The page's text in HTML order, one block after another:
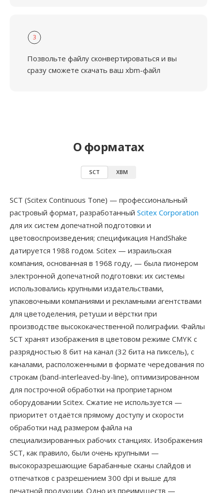
3
Позвольте файлу сконвертироваться и вы
сразу сможете скачать ваш xbm-файл
О форматах
SCT XBM
SCT (Scitex Continuous Tone) — профессиональный
растровый формат, разработанный Scitex Corporation
для их систем допечатной подготовки и
цветовоспроизведения; спецификация HandShake
датируется 1988 годом. Scitex — израильская
компания, основанная в 1968 году, — была пионером
электронной допечатной подготовки: их системы
использовались крупными издательствами,
упаковочными компаниями и рекламными агентствами
для цветоделения, ретуши и вёрстки при
производстве высококачественной полиграфии. Файлы
SCT хранят изображения в цветовом режиме CMYK с
разрядностью 8 бит на канал (32 бита на пиксель), с
каналами, расположенными в формате чередования по
строкам (band-interleaved-by-line), оптимизированном
для построчной обработки на проприетарном
оборудовании Scitex. Сжатие не используется —
приоритет отдаётся прямому доступу и скорости
обработки над размером файла на
специализированных рабочих станциях. Изображения
SCT, как правило, были очень крупными —
высокоразрешающие барабанные сканы слайдов и
отпечатков с разрешением 300 dpi и выше для
печатной продукции. Одно из преимуществ —